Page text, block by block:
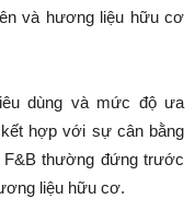
và hương liệu hữu cơ
dùng và mức độ ưa
hợp với sự cân bằng
F&B thường đứng trước
liệu hữu cơ.